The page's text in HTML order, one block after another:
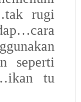
rugi
seperti
tu